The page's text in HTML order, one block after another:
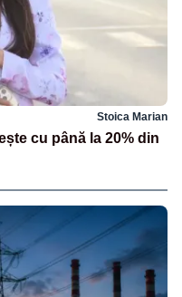
Stoica Marian
cu până la 20% din